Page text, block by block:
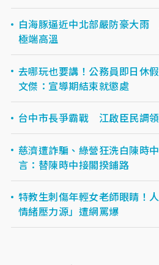
白海豚逼近中北部嚴防豪大雨
極端高溫
去哪玩也要講！公務員即日休
文傑：宣導期結束就懲處
台中市長爭霸戰 江啟臣民調
慈濟遭詐騙、綠營狂洗白陳時
言：替陳時中接閣揆鋪路
特教生刺傷年輕女老師眼睛！
情緒壓力源」遭網罵爆